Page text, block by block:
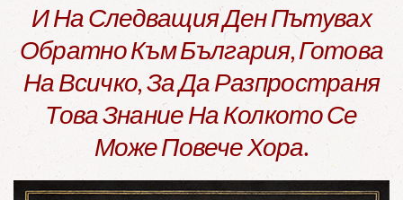
И На Следващия Ден Пътувах
Обратно Към България, Готова
На Всичко, За Да Разпространя
Това Знание На Колкото Се
Може Повече Хора.